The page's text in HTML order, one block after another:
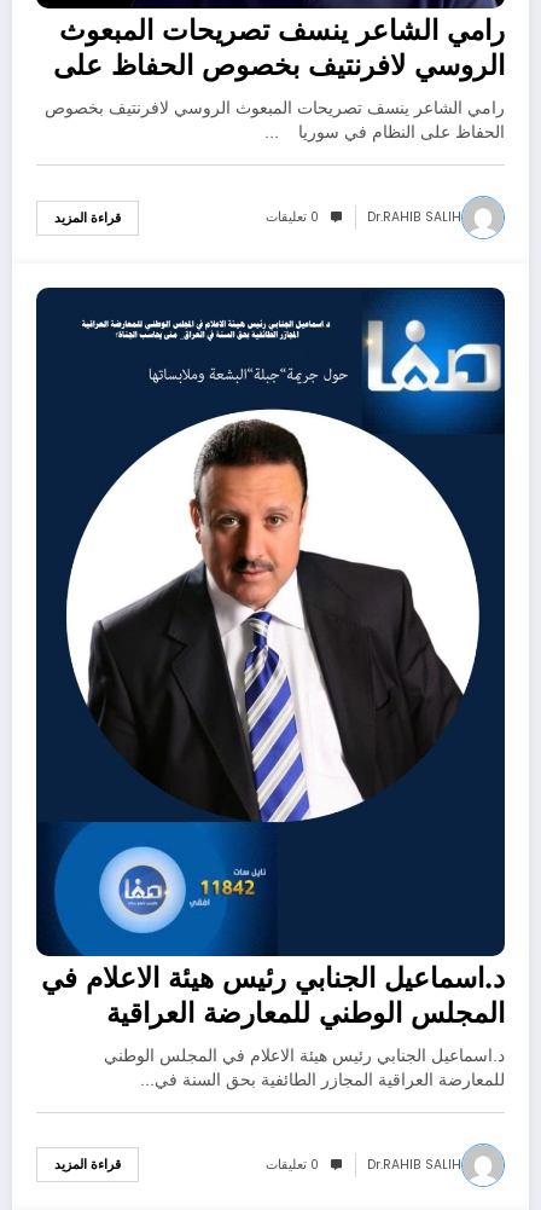
رامي الشاعر ينسف تصريحات المبعوث
الروسي لافرنتيف بخصوص الحفاظ على
النظام في سوريا
رامي الشاعر ينسف تصريحات المبعوث الروسي لافرنتيف بخصوص
الحفاظ على النظام في سوريا …
Dr.RAHIB SALIH 0 تعليقات قراءة المزيد
06/01/2022
د.اسماعيل الجنابي رئيس هيئة الاعلام في
المجلس الوطني للمعارضة العراقية
المجازر الطائفية بحق السنة في العراق_
متى يحاسب الجناة؟
د.اسماعيل الجنابي رئيس هيئة الاعلام في المجلس الوطني
للمعارضة العراقية المجازر الطائفية بحق السنة في…
Dr.RAHIB SALIH 0 تعليقات قراءة المزيد